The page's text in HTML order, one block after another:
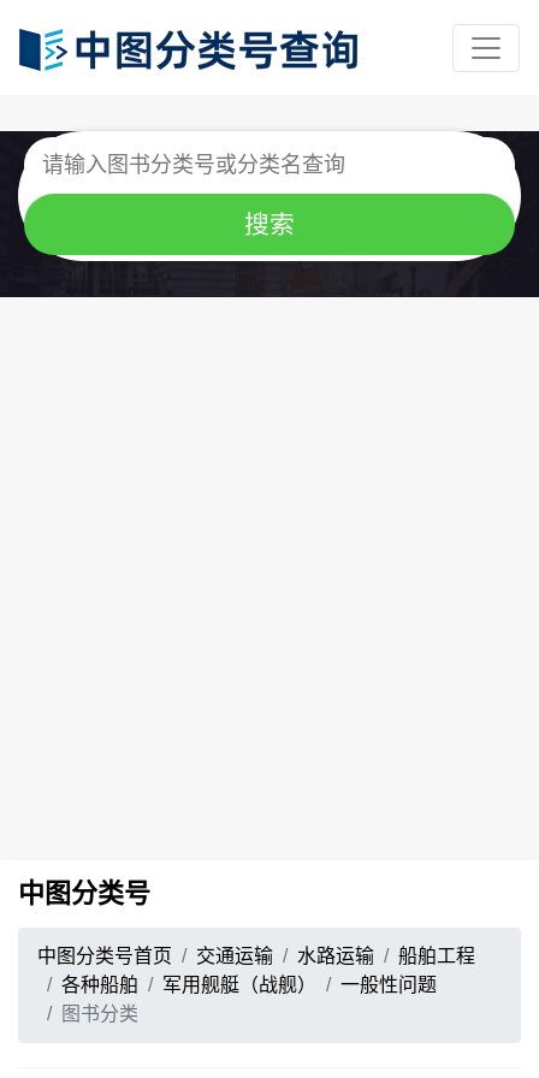
中图分类号
中图分类号首页 交通运输 水路运输
船舶工程
各种船舶
军用舰艇（战舰）
一般性问题
图书分类